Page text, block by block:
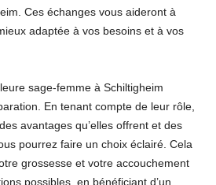
Ces échanges vous aideront à
adaptée à vos besoins et à vos
sage-femme à Schiltigheim
En tenant compte de leur rôle,
avantages qu’elles offrent et des
pourrez faire un choix éclairé. Cela
grossesse et votre accouchement
possibles, en bénéficiant d’un